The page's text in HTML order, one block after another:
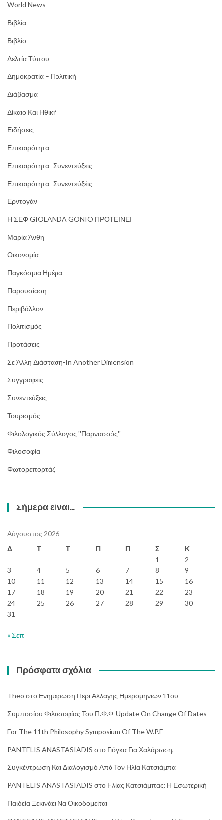
World News
Βιβλία
Βιβλίο
Δελτία Τύπου
Δημοκρατία – Πολιτική
Διάβασμα
Δίκαιο Και Ηθική
Ειδήσεις
Επικαιρότητα
Επικαιρότητα -Συνεντεύξεις
Επικαιρότητα- Συνεντεύξέις
Ερντογάν
Η ΣΕΦ GIOLANDA GONIO ΠΡΟΤΕΙΝΕΙ
Μαρία Άνθη
Οικονομία
Παγκόσμια Ημέρα
Παρουσίαση
Περιβάλλον
Πολιτισμός
Προτάσεις
Σε Άλλη Διάσταση-In Another Dimension
Συγγραφείς
Συνεντεύξεις
Τουρισμός
Φιλολογικός Σύλλογος ''Παρνασσός''
Φιλοσοφία
Φωτορεπορτάζ
Σήμερα είναι…
Αύγουστος 2026
Δ
Τ Τ Π Π Σ
Κ
1
2
3
4 5 6 7 8
9
10
11 12 13 14 15
16
17
18 19 20 21 22
23
24
25 26 27 28 29
30
31
« Σεπ
Πρόσφατα σχόλια
Theo στο Ενημέρωση Περί Αλλαγής Ημερομηνιών 11ου
Συμποσίου Φιλοσοφίας Του Π.Φ.Φ-Update On Change Of Dates
For The 11th Philosophy Symposium Of The W.P.F
PANTELIS ANASTASIADIS στο Γιόγκα Για Χαλάρωση,
Συγκέντρωση Και Διαλογισμό Από Τον Ηλία Κατσιάμπα
PANTELIS ANASTASIADIS στο Ηλίας Κατσιάμπας: Η Εσωτερική
Παιδεία Ξεκινάει Να Οικοδομείται